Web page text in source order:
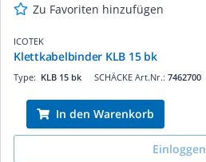
Zu Favoriten hinzufügen
ICOTEK
Klettkabelbinder KLB 15 bk
SCHÄCKE Art.Nr.: 7462700
Type: KLB 15 bk
In den Warenkorb
Einloggen